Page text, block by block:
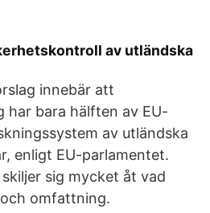
av utländska
innebär att
har bara hälften av EU-
av utländska
enligt EU-parlamentet.
sig mycket åt vad
omfattning.